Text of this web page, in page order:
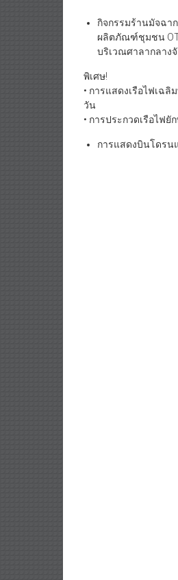
กิจกรรมร้านมัจฉา
ผลิตภัณฑ์ชุมชน
บริเวณศาลากลาง
พิเศษ!
• การแสดงเรือไฟเฉ
วัน
• การประกวดเรือไฟยั
การแสดงบินโดรน